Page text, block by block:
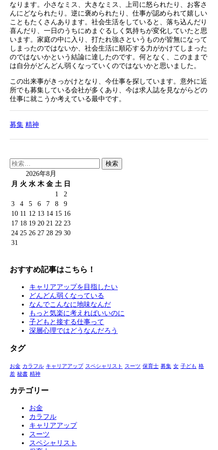
なります。小さなミス、大きなミス、上司に怒られたり、お客さ
んにどなられたり。逆に褒められたり、仕事が認められて嬉しい
こともたくさんあります。社会生活をしていると、落ち込んだり
喜んだり、一日のうちにめまぐるしく気持ちが変化していたと思
います。家庭の中に入り、打たれ強さというものが皆無になって
しまったのではないか、社会生活に順応する力がかけてしまった
のではないかという結論に達したのです。何となく、このままで
は自分がどんどん弱くなっていくのではないかと思いました。
この出来事がきっかけとなり、今仕事を探しています。意外に近
所でも募集している会社が多くあり、今は求人誌を見ながらどの
仕事に就こうか考えている最中です。
募集 精神
検
索:
2026年8月
月 火 水 木 金 土 日
1
2
3
4 5 6 7 8
9
10 11 12 13 14 15 16
17 18 19 20 21 22 23
24 25 26 27 28 29 30
31
おすすめ記事はこちら！
キャリアアップを目指したい
どんどん弱くなっている
なんでこんなに地味なんだ
もっと気楽に考えればいいのに
子どもと接する仕事って
深層心理ではどうなんだろう
タグ
お金 カラフル キャリアアップ スペシャリスト スーツ 保育士 募集 女 子ども 格
差 秘書 精神
カテゴリー
お金
カラフル
キャリアアップ
スーツ
スペシャリスト